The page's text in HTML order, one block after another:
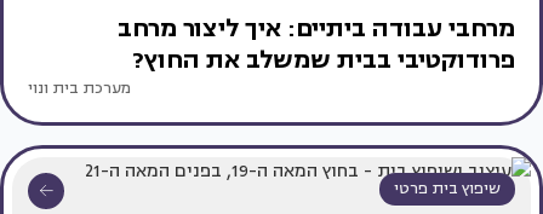
מרחבי עבודה ביתיים: איך ליצור מרחב
פרודוקטיבי בבית שמשלב את החוץ?
מערכת בית ונוי
שיפוץ בית פרטי